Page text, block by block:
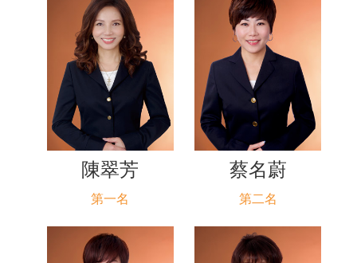
陳翠芳
第一名
蔡名蔚
第二名